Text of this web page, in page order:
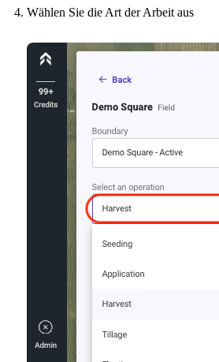
Wählen Sie die Art der Arbeit aus